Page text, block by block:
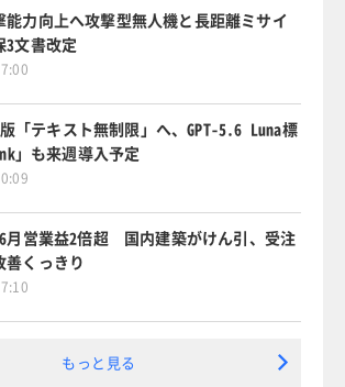
能力向上へ攻撃型無人機と長距離ミサイ
3文書改定
版「テキスト無制限」へ、GPT-5.6 Luna標
」も来週導入予定
月営業益2倍超 国内建築がけん引、受注
善くっきり
もっと見る